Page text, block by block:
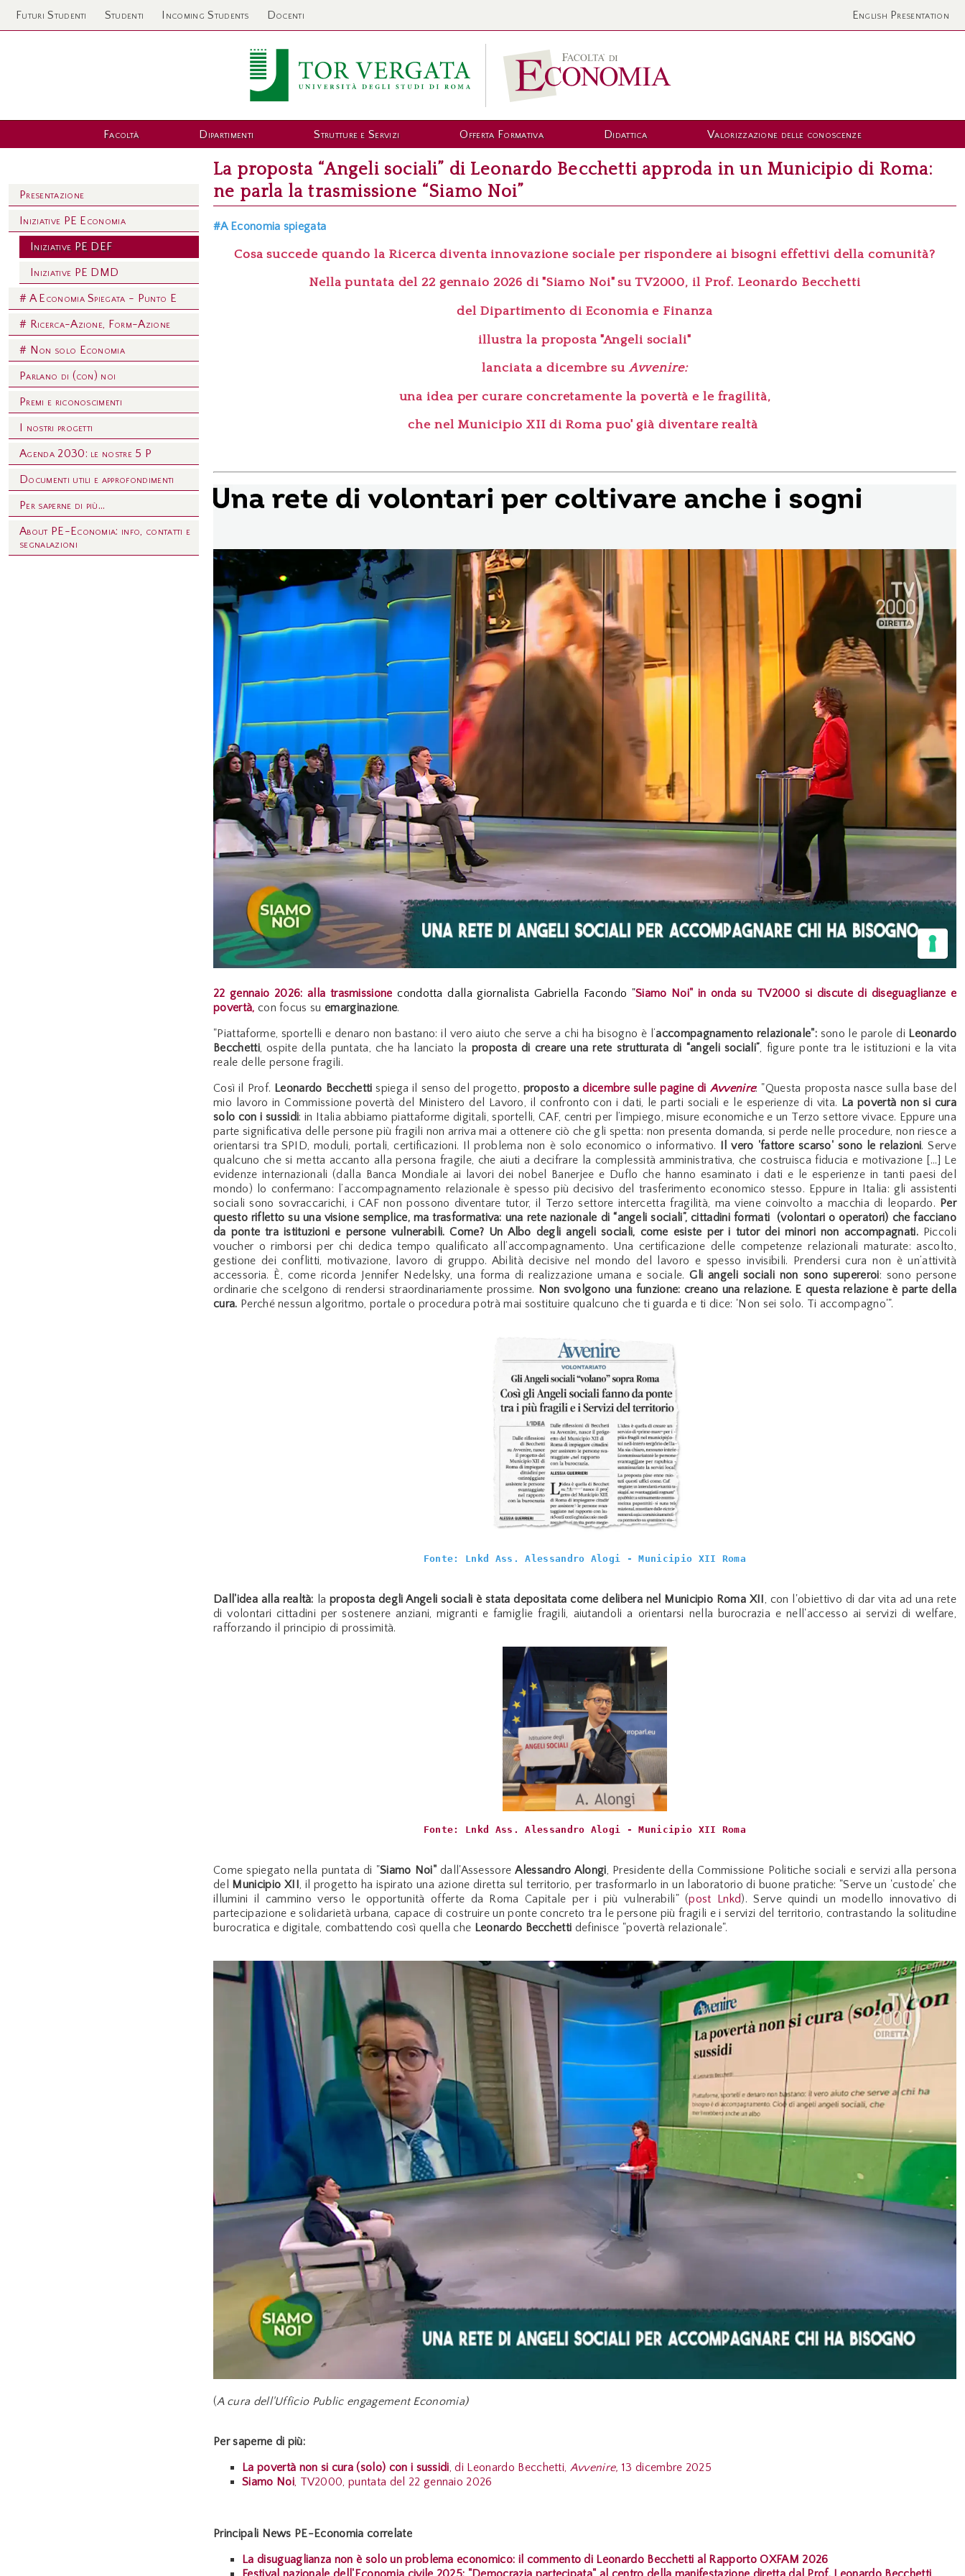
Futuri Studenti Studenti Incoming Students Docenti English Presentation
Facoltà Dipartimenti Strutture e Servizi Offerta Formativa Didattica Valorizzazione delle conoscenze
La proposta “Angeli sociali” di Leonardo Becchetti approda in un Municipio di Roma:
ne parla la trasmissione “Siamo Noi”
#A Economia spiegata
Cosa succede quando la Ricerca diventa innovazione sociale per rispondere ai bisogni effettivi della comunità?
Nella puntata del 22 gennaio 2026 di "Siamo Noi" su TV2000,il Prof. Leonardo Becchetti
del Dipartimento di Economia e Finanza
illustra la proposta "Angeli sociali"
lanciata a dicembre suAvvenire:
una idea per curare concretamente la povertà e le fragilità,
che nel Municipio XII di Roma puo' già diventare realtà
22 gennaio 2026: alla trasmissionecondotta dalla giornalista Gabriella Facondo "Siamo Noi" in onda su TV2000 si discute di diseguaglianze e
povertà, con focus suemarginazione.
"Piattaforme, sportelli e denaro non bastano: il vero aiuto che serve a chi ha bisogno è l’accompagnamento relazionale": sono le parole di Leonardo
Becchetti, ospite della puntata, che ha lanciato la proposta di creare una rete strutturata di “angeli sociali”, figure ponte tra le istituzioni e la vita
reale delle persone fragili.
Così il Prof. Leonardo Becchettispiega il senso del progetto, proposto adicembre sulle pagine di Avvenire: "Questa proposta nasce sulla base del
mio lavoro in Commissione povertà del Ministero del Lavoro, il confronto con i dati, le parti sociali e le esperienze di vita. La povertà non si cura
solo con i sussidi: in Italia abbiamo piattaforme digitali, sportelli, CAF, centri per l’impiego, misure economiche e un Terzo settore vivace. Eppure una
parte significativa delle persone più fragili non arriva mai a ottenere ciò che gli spetta: non presenta domanda, si perde nelle procedure, non riesce a
orientarsi tra SPID, moduli, portali, certificazioni. Il problema non è solo economico o informativo. Il vero 'fattore scarso' sono le relazioni. Serve
qualcuno che si metta accanto alla persona fragile, che aiuti a decifrare la complessità amministrativa, che costruisca fiducia e motivazione [...] Le
evidenze internazionali (dalla Banca Mondiale ai lavori dei nobel Banerjee e Duflo che hanno esaminato i dati e le esperienze in tanti paesi del
mondo) lo confermano: l’accompagnamento relazionale è spesso più decisivo del trasferimento economico stesso. Eppure in Italia: gli assistenti
sociali sono sovraccarichi, i CAF non possono diventare tutor, il Terzo settore intercetta fragilità, ma viene coinvolto a macchia di leopardo. Per
questo rifletto su una visione semplice, ma trasformativa: una rete nazionale di “angeli sociali”, cittadini formati (volontari o operatori) che facciano
da ponte tra istituzioni e persone vulnerabili. Come? Un Albo degli angeli sociali, come esiste per i tutor dei minori non accompagnati. Piccoli
voucher o rimborsi per chi dedica tempo qualificato all’accompagnamento. Una certificazione delle competenze relazionali maturate: ascolto,
gestione dei conflitti, motivazione, lavoro di gruppo. Abilità decisive nel mondo del lavoro e spesso invisibili. Prendersi cura non è un’attività
accessoria. È, come ricorda Jennifer Nedelsky, una forma di realizzazione umana e sociale.Gli angeli sociali non sono supereroi: sono persone
ordinarie che scelgono di rendersi straordinariamente prossime. Non svolgono una funzione: creano una relazione. E questa relazione è parte della
cura. Perché nessun algoritmo, portale o procedura potrà mai sostituire qualcuno che ti guarda e ti dice: 'Non sei solo. Ti accompagno'".
Fonte: Lnkd Ass. Alessandro Alogi - Municipio XII Roma
Dall'idea alla realtà: la proposta degli Angeli sociali è stata depositata come delibera nel Municipio Roma XII, con l'obiettivo di dar vita ad una rete
di volontari cittadini per sostenere anziani, migranti e famiglie fragili, aiutandoli a orientarsi nella burocrazia e nell'accesso ai servizi di welfare,
rafforzando il principio di prossimità.
Fonte: Lnkd Ass. Alessandro Alogi - Municipio XII Roma
Come spiegato nella puntata di "Siamo Noi"dall'AssessoreAlessandro Alongi, Presidente della Commissione Politiche sociali e servizi alla persona
del Municipio XII, il progetto ha ispirato una azione diretta sul territorio, per trasformarlo in un laboratorio di buone pratiche: "Serve un 'custode' che
illumini il cammino verso le opportunità offerte da Roma Capitale per i più vulnerabili" (post Lnkd). Serve quindi un modello innovativo di
partecipazione e solidarietà urbana, capace di costruire un ponte concreto tra le persone più fragili e i servizi del territorio, contrastando la solitudine
burocratica e digitale, combattendo così quella che Leonardo Becchetti definisce "povertà relazionale".
(A cura dell'Ufficio Public engagement Economia)
Per saperne di più:
La povertà non si cura (solo) con i sussidi,di Leonardo Becchetti, Avvenire, 13 dicembre 2025
Siamo Noi, TV2000, puntata del 22 gennaio 2026
Principali News PE-Economia correlate
La disuguaglianza non è solo un problema economico: il commento di Leonardo Becchetti al Rapporto OXFAM 2026
Presentazione
Iniziative PE Economia
Iniziative PE DEF
Iniziative PE DMD
# A Economia Spiegata - Punto E
# Ricerca-Azione, Form-Azione
# Non solo Economia
Parlano di (con) noi
Premi e riconoscimenti
I nostri progetti
Agenda 2030: le nostre 5 P
Documenti utili e approfondimenti
Per saperne di più...
About PE-Economia: info, contatti e
segnalazioni